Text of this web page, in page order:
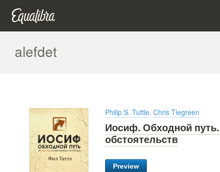
alefdet
Philip S. Tuttle, Chris Tiegreen
Иосиф. Обходной
обстоятельств
Preview